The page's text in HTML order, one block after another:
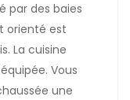
par des baies
orienté est
La cuisine
Vous
une